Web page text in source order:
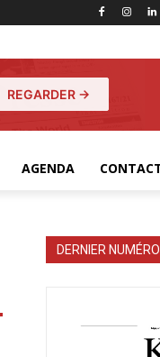
REGARDER →
AGENDA
DERNIER NUMÉRO